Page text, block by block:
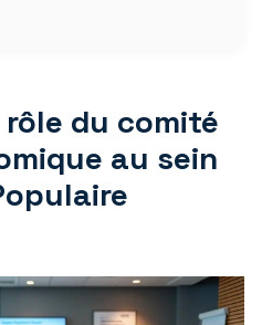
du comité
au sein